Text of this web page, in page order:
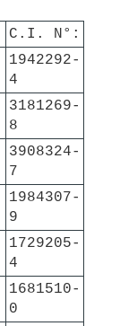
C.I. N°:
1942292-
4
3181269-
8
3908324-
7
1984307-
9
1729205-
4
1681510-
0